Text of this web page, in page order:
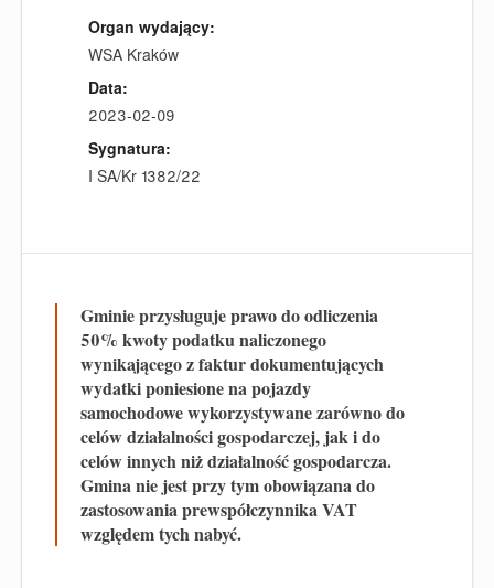
Organ wydający:
WSA Kraków
Data:
2023-02-09
Sygnatura:
I SA/Kr 1382/22
Gminie przysługuje prawo do odliczenia
50% kwoty podatku naliczonego
wynikającego z faktur dokumentujących
wydatki poniesione na pojazdy
samochodowe wykorzystywane zarówno do
celów działalności gospodarczej, jak i do
celów innych niż działalność gospodarcza.
Gmina nie jest przy tym obowiązana do
zastosowania prewspółczynnika VAT
względem tych nabyć.